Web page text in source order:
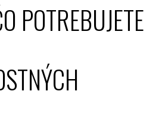
POTREBUJETE